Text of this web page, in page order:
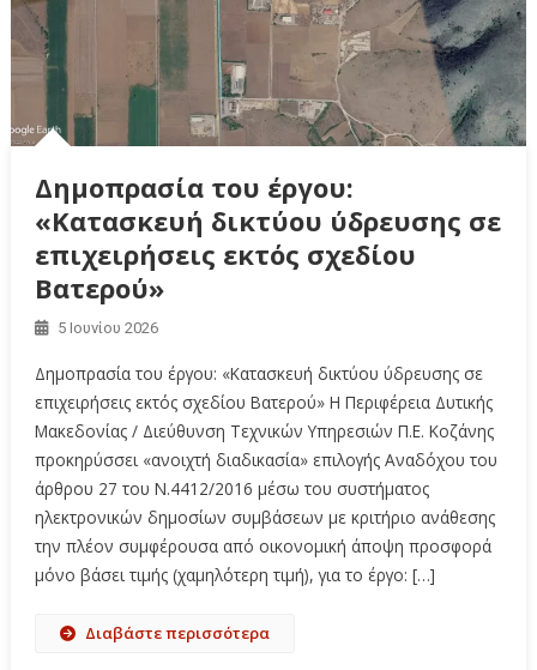
Δημοπρασία του έργου:
«Κατασκευή δικτύου ύδρευσης σε
επιχειρήσεις εκτός σχεδίου
Βατερού»
5 Ιουνίου 2026
Δημοπρασία του έργου: «Κατασκευή δικτύου ύδρευσης σε
επιχειρήσεις εκτός σχεδίου Βατερού» Η Περιφέρεια Δυτικής
Μακεδονίας / Διεύθυνση Τεχνικών Υπηρεσιών Π.Ε. Κοζάνης
προκηρύσσει «ανοιχτή διαδικασία» επιλογής Αναδόχου του
άρθρου 27 του Ν.4412/2016 μέσω του συστήματος
ηλεκτρονικών δημοσίων συμβάσεων με κριτήριο ανάθεσης
την πλέον συμφέρουσα από οικονομική άποψη προσφορά
μόνο βάσει τιμής (χαμηλότερη τιμή), για το έργο: […]
Διαβάστε περισσότερα